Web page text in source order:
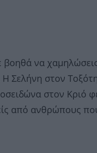
να
Σελήνη στον
στον Κριό
από ανθρώπους